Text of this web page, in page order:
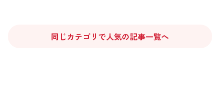
同じカテゴリで人気の記事一覧へ